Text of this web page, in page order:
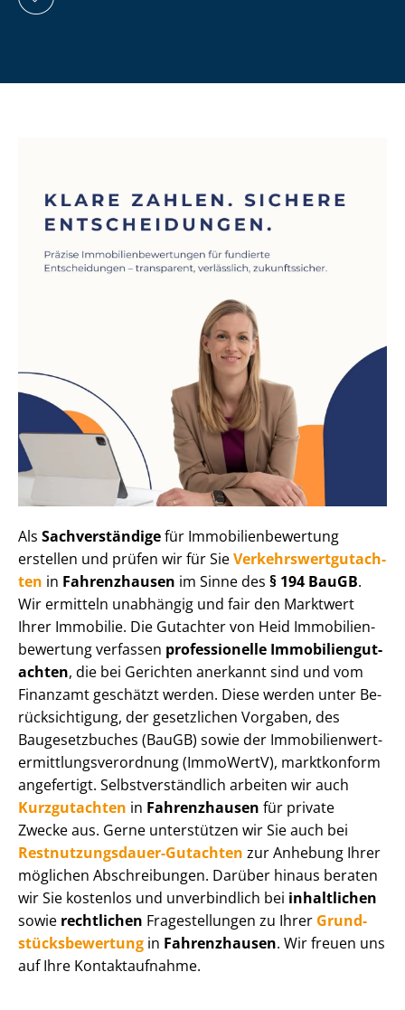
Als Sachverständigefür Im­mo­bi­li­en­be­wer­tung
erstellen und prüfen wir für SieVer­kehrs­wert­gut­ach­
ten in Fahrenzhausen im Sinne des § 194 BauGB.
Wir ermitteln unabhängig und fair den Marktwert
Ihrer Immobilie. Die Gutachter von Heid Im­mo­bi­li­en­
be­wer­tung verfassen professionelle Im­mo­bi­li­en­gut­
ach­ten, die bei Gerichten anerkannt sind und vom
Finanzamt geschätzt werden. Diese werden unter Be­
rück­sich­ti­gung, der gesetzlichen Vorgaben, des
Baugesetzbuches (BauGB) sowie der Im­mo­bi­li­en­wert­
ermitt­lungs­ver­ord­nung (ImmoWertV), marktkonform
angefertigt. Selbst­ver­ständ­lich arbeiten wir auch
Kurzgutachten in Fahrenzhausen für private
Zwecke aus. Gerne unterstützen wir Sie auch bei
Rest­nut­zungs­dau­er-Gutachten zur Anhebung Ihrer
möglichen Abschreibungen. Darüber hinaus beraten
wir Sie kostenlos und unverbindlich bei inhaltlichen
sowie rechtlichen Fragestellungen zu Ihrer Grund­
stücks­be­wer­tung in Fahrenzhausen. Wir freuen uns
auf Ihre Kontaktaufnahme.